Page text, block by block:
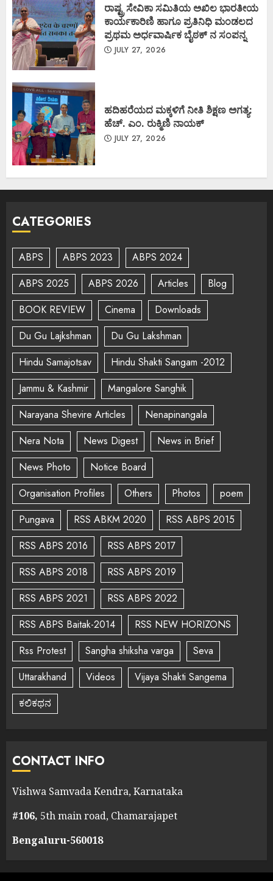
ರಾಷ್ಟ್ರ ಸೇವಿಕಾ ಸಮಿತಿಯ ಅಖಿಲ ಭಾರತೀಯ
ಕಾರ್ಯಕಾರಿಣಿ ಹಾಗೂ ಪ್ರತಿನಿಧಿ ಮಂಡಲದ
ಪ್ರಥಮ ಅರ್ಧವಾರ್ಷಿಕ ಬೈಠಕ್ ನ ಸಂಪನ್ನ
JULY 27, 2026
ಹದಿಹರೆಯದ ಮಕ್ಕಳಿಗೆ ನೀತಿ ಶಿಕ್ಷಣ ಅಗತ್ಯ:
ಹೆಚ್. ಎಂ. ರುಕ್ಮಿಣಿ ನಾಯಕ್
JULY 27, 2026
CATEGORIES
ABPS ABPS 2023
ABPS 2024
ABPS 2025
ABPS 2026 Articles
Blog
BOOK REVIEW
Cinema
Downloads
Du Gu Lajkshman
Du Gu Lakshman
Hindu Samajotsav
Hindu Shakti Sangam -2012
Jammu & Kashmir
Mangalore Sanghik
Narayana Shevire Articles
Nenapinangala
Nera Nota
News Digest
News in Brief
News Photo
Notice Board
Organisation Profiles
Others Photos
poem
Pungava
RSS ABKM 2020
RSS ABPS 2015
RSS ABPS 2016
RSS ABPS 2017
RSS ABPS 2018
RSS ABPS 2019
RSS ABPS 2021
RSS ABPS 2022
RSS ABPS Baitak-2014
RSS NEW HORIZONS
Rss Protest
Sangha shiksha varga
Seva
Uttarakhand
Videos
Vijaya Shakti Sangema
ಕಲಿಕಥನ
CONTACT INFO
Vishwa Samvada Kendra, Karnataka
#106, 5th main road, Chamarajapet
Bengaluru-560018